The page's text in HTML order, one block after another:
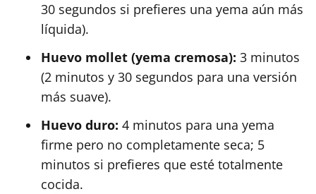
30 segundos si prefieres una yema aún más
líquida).
Huevo mollet (yema cremosa): 3 minutos
(2 minutos y 30 segundos para una versión
más suave).
Huevo duro: 4 minutos para una yema
firme pero no completamente seca; 5
minutos si prefieres que esté totalmente
cocida.